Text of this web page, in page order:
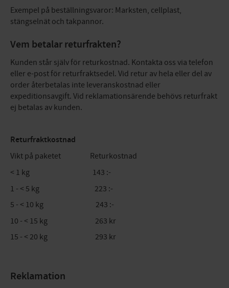
Exempel på beställningsvaror: Marksten, cellplast,
stängselnät och takpannor.
Vem betalar returfrakten?
Kunden står själv för returkostnad. Kontakta oss via telefon
eller e-post för returfraktsedel. Vid retur av hela eller del av
order återbetalas inte leveranskostnad eller
expeditionsavgift. Vid reklamationsärende behövs returfrakt
ej betalas av kunden.
Returfraktkostnad
Vikt på paketet Returkostnad
< 1 kg 143 :-
1 - < 5 kg 223 :-
5 - < 10 kg 243 :-
10 - < 15 kg 263 kr
15 - < 20 kg 293 kr
Reklamation